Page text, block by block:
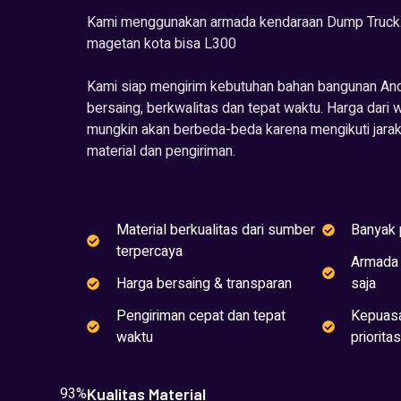
Kami menggunakan armada kendaraan Dump
magetan kota bisa L300
Kami siap mengirim kebutuhan bahan bangunan
bersaing, berkwalitas dan tepat waktu. Harga dari
mungkin akan berbeda-beda karena mengikuti
material dan pengiriman.
Material berkualitas dari sumber
terpercaya
Harga bersaing & transparan
Pengiriman cepat dan tepat
waktu
saja
Kualitas Material
93%